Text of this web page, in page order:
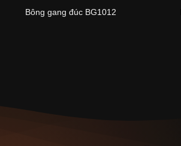
Bông gang đúc BG1012